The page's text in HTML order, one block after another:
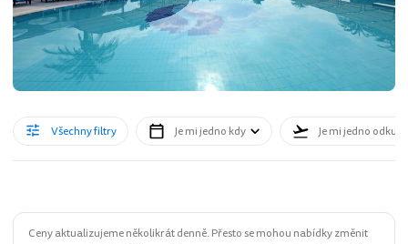
Všechny filtry Je mi jedno kdy Je mi jedno odkud
Ceny aktualizujeme několikrát denně. Přesto se mohou nabídky změnit